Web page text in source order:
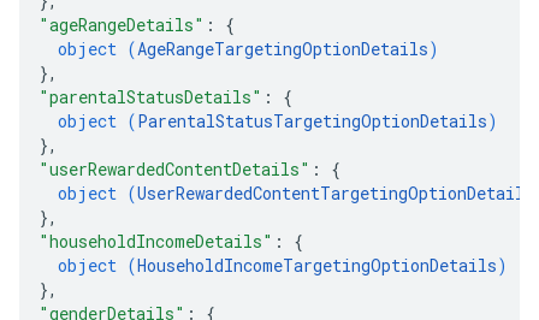
"ageRangeDetails" : {
object (AgeRangeTargetingOptionDetails)
},
"parentalStatusDetails" : {
object (ParentalStatusTargetingOptionDetails)
},
"userRewardedContentDetails" : {
object (UserRewardedContentTargetingOptionDetails
},
"householdIncomeDetails" : {
object (HouseholdIncomeTargetingOptionDetails)
},
"genderDetails" : {